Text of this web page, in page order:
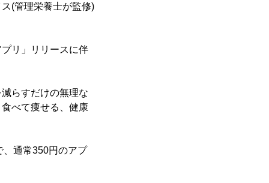
(管理栄養士が監修)
リ」リリースに伴
らすだけの無理な
べて痩せる、健康
、通常350円のアプ